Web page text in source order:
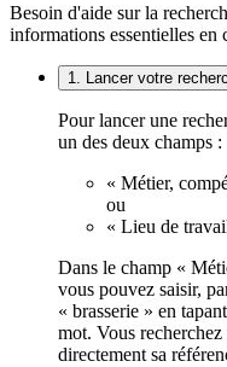
Besoin d'aide sur la
informations essentielles en
1. Lancer votre
Pour lancer une
un des deux champs :
« Métier,
ou
« Lieu de
Dans le champ «
vous pouvez saisir,
« brasserie » en
mot. Vous
directement sa